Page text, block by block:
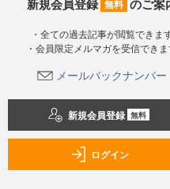
新規会員登録 無料 のご案
・全ての過去記事が閲覧できま
・会員限定メルマガを受信でき
メールバックナンバー
新規会員登録 無料
ログイン